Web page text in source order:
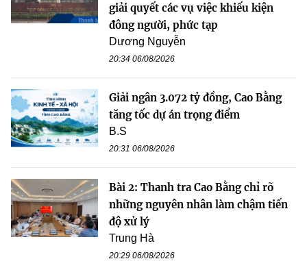
giải quyết các vụ việc khiếu kiện
đông người, phức tạp
Dương Nguyễn
20:34 06/08/2026
Giải ngân 3.072 tỷ đồng, Cao Bằng
tăng tốc dự án trọng điểm
B.S
20:31 06/08/2026
Bài 2: Thanh tra Cao Bằng chỉ rõ
những nguyên nhân làm chậm tiến
độ xử lý
Trung Hà
20:29 06/08/2026